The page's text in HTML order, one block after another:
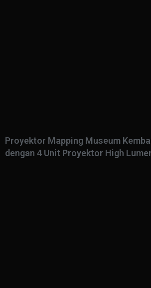
Proyektor Mapping Museum
dengan 4 Unit Proyektor High